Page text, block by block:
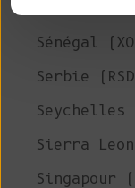
Sénégal
Serbie
Seychelles
Sierra
Singapour